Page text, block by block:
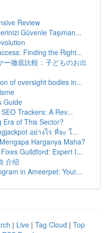
Review
Güvenle Taşıman...
Finding the Right...
ー徹底比較：子どものお出
of oversight bodies in...
Guide
Trackers: A Rev...
Era of This Sector?
อย่างไร ที่จะ โ...
Harganya Maha?
Guildford: Expert I...
介绍
in Ameerpet: Your...
| Live | Tag Cloud | Top